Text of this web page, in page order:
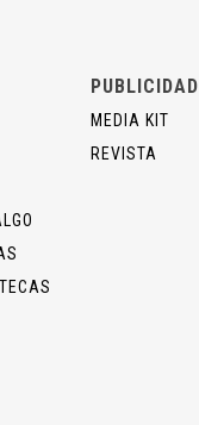
PUBLICIDAD
MEDIA KIT
REVISTA